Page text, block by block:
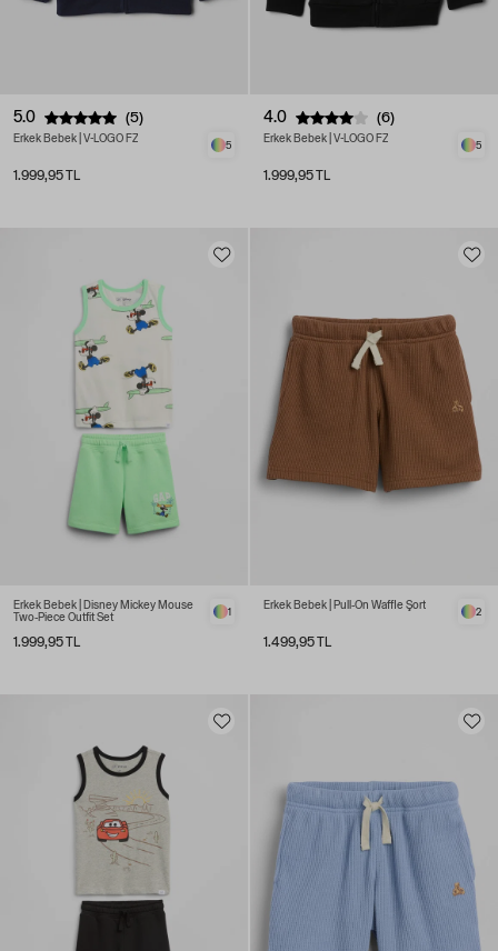
5.0 (5)
Erkek Bebek | V-LOGO FZ
1.999,95 TL
5
4.0 (6)
Erkek Bebek | V-LOGO FZ
1.999,95 TL
5
Erkek Bebek | Disney Mickey Mouse
Two-Piece Outfit Set
1.999,95 TL
1
Erkek Bebek | Pull-On Waffle Şort
1.499,95 TL
2